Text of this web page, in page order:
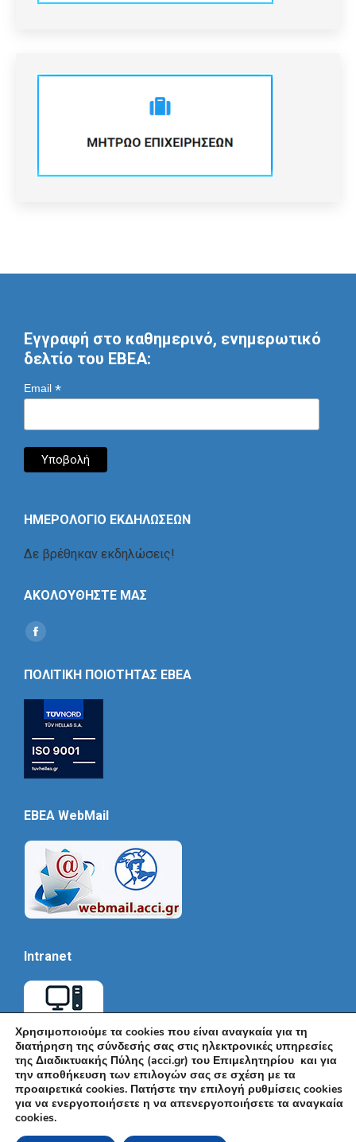
Εγγραφή στο καθημερινό, ενημερωτικό
δελτίο του ΕΒΕΑ:
Email *
ΗΜΕΡΟΛΟΓΙΟ ΕΚΔΗΛΩΣΕΩΝ
Δε βρέθηκαν εκδηλώσεις!
ΑΚΟΛΟΥΘΗΣΤΕ ΜΑΣ
Find us on:
Social
ΠΟΛΙΤΙΚΗ ΠΟΙΟΤΗΤΑΣ ΕΒΕΑ
EBEA WebMail
Intranet
© Εμπορικό και Βιομηχανικό Επιμελητήριο Αθηνών 2026 |
Ακαδημίας 7, ΤΚ: 10671, Αθήνα, Τηλ: +30 210 3604815, e-mail:
Χρησιμοποιούμε τα cookies που είναι αναγκαία για τη
διατήρηση της σύνδεσής σας στις ηλεκτρονικές υπηρεσίες
της Διαδικτυακής Πύλης (acci.gr) του Επιμελητηρίου και για
την αποθήκευση των επιλογών σας σε σχέση με τα
προαιρετικά cookies. Πατήστε την επιλογή ρυθμίσεις cookies
για να ενεργοποιήσετε η να απενεργοποιήσετε τα αναγκαία
cookies.